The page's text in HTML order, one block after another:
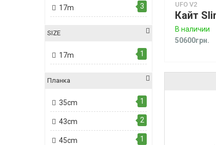
17m 3
SIZE
17m 1
Планка
35cm 1
43cm 2
45cm 1
UFO V2
В наличии
50600грн.